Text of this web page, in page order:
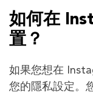
如何在
置？
如果您想在
您的隱私設定。